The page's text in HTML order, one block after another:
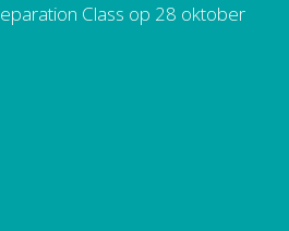
Class op 28 oktober